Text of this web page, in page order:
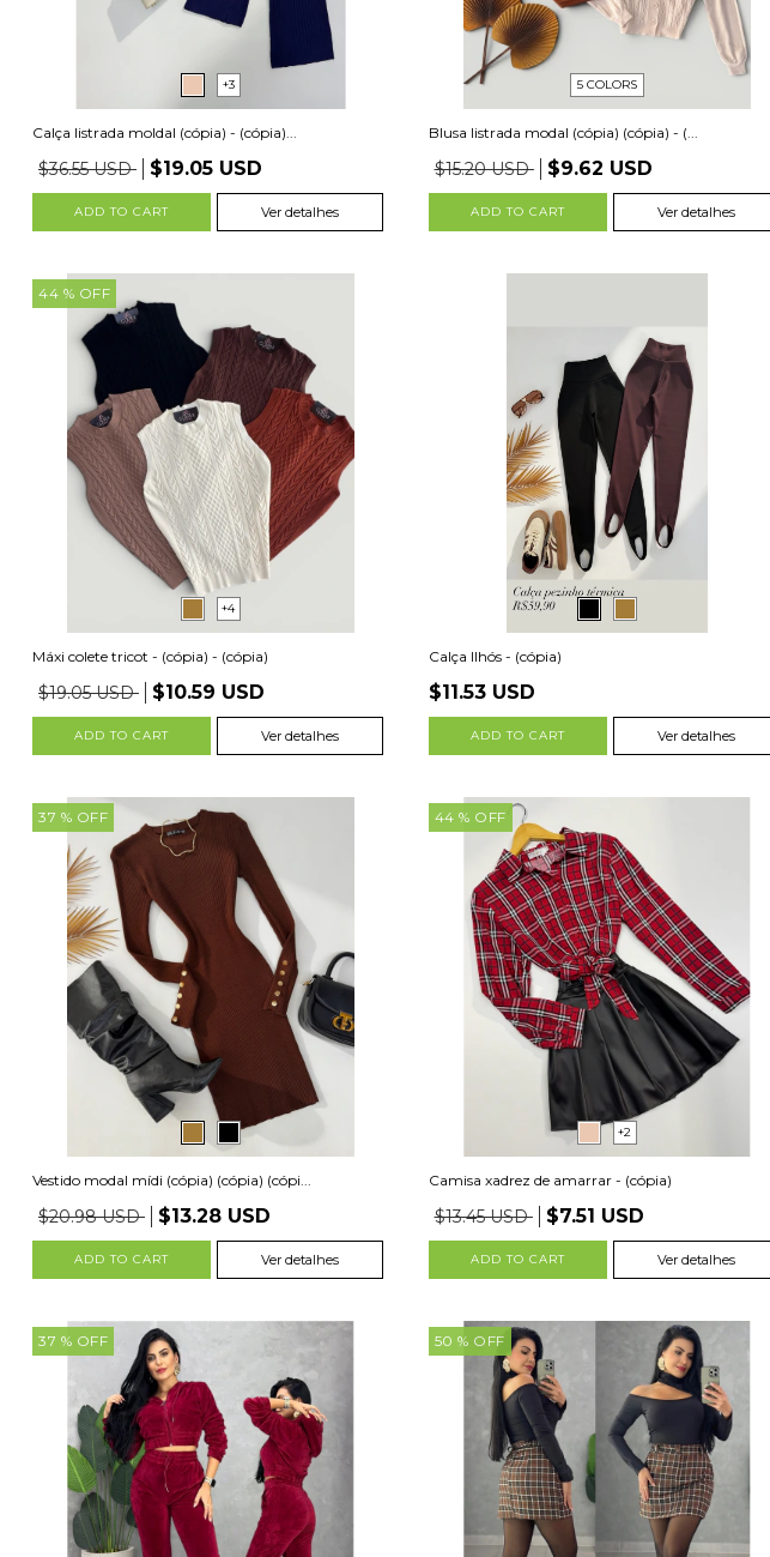
+3
Calça listrada moldal (cópia) - (cópia)...
$36.55 USD $19.05 USD
ADD TO CART Ver detalhes
5 COLORS
Blusa listrada modal (cópia) (cópia) - (...
$15.20 USD $9.62 USD
ADD TO CART Ver detalhes
44 % OFF
+4
Máxi colete tricot - (cópia) - (cópia)
$19.05 USD $10.59 USD
ADD TO CART Ver detalhes
Calça Ilhós - (cópia)
$11.53 USD
ADD TO CART Ver detalhes
37 % OFF
Vestido modal mídi (cópia) (cópia) (cópi...
$20.98 USD $13.28 USD
ADD TO CART Ver detalhes
44 % OFF
+2
Camisa xadrez de amarrar - (cópia)
$13.45 USD $7.51 USD
ADD TO CART Ver detalhes
37 % OFF 50 % OFF